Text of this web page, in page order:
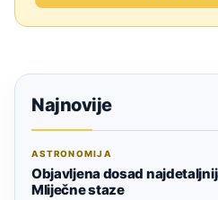
Najnovije
ASTRONOMIJA
Objavljena dosad
Mliječne staze